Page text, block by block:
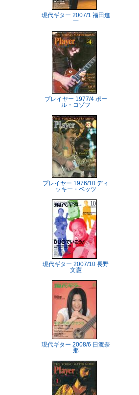
現代ギター 2007/1 福田進
一
プレイヤー 1977/4 ポー
ル・コゾフ
プレイヤー 1976/10 ディ
ッキー・ベッツ
現代ギター 2007/10 長野
文憲
現代ギター 2008/6 日渡奈
那